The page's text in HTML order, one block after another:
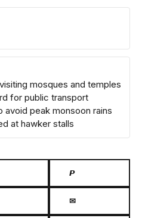
mosques and temples
for public transport
avoid peak monsoon rains
at hawker stalls
𝙋
✉